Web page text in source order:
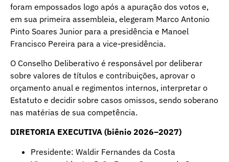
foram empossados logo após a apuração dos votos e,
em sua primeira assembleia, elegeram Marco Antonio
Pinto Soares Junior para a presidência e Manoel
Francisco Pereira para a vice-presidência.
O Conselho Deliberativo é responsável por deliberar
sobre valores de títulos e contribuições, aprovar o
orçamento anual e regimentos internos, interpretar o
Estatuto e decidir sobre casos omissos, sendo soberano
nas matérias de sua competência.
DIRETORIA EXECUTIVA (biênio 2026–2027)
Presidente: Waldir Fernandes da Costa